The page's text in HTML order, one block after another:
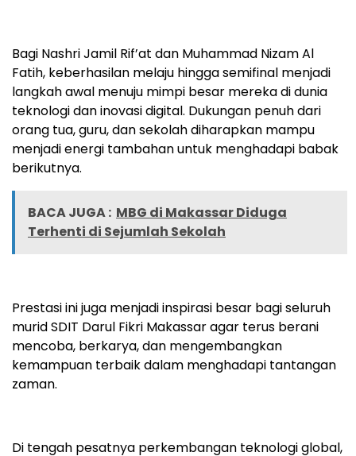
Bagi Nashri Jamil Rif’at dan Muhammad Nizam Al
Fatih, keberhasilan melaju hingga semifinal menjadi
langkah awal menuju mimpi besar mereka di dunia
teknologi dan inovasi digital. Dukungan penuh dari
orang tua, guru, dan sekolah diharapkan mampu
menjadi energi tambahan untuk menghadapi babak
berikutnya.
BACA JUGA : MBG di Makassar Diduga
Terhenti di Sejumlah Sekolah
Prestasi ini juga menjadi inspirasi besar bagi seluruh
murid SDIT Darul Fikri Makassar agar terus berani
mencoba, berkarya, dan mengembangkan
kemampuan terbaik dalam menghadapi tantangan
zaman.
Di tengah pesatnya perkembangan teknologi global,